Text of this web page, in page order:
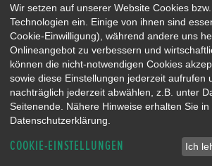
Wir setzen auf unserer Website Cookies
Technologien ein. Einige von ihnen sind
Cookie-Einwilligung), während andere uns
Onlineangebot zu verbessern und
können die nicht-notwendigen Cookies
sowie diese Einstellungen jederzeit aufrufen
nachträglich jederzeit abwählen, z.B. unter
Seitenende. Nähere Hinweise erhalten Sie
Datenschutzerklärung.
COOKIE-EINSTELLUNGEN Ich